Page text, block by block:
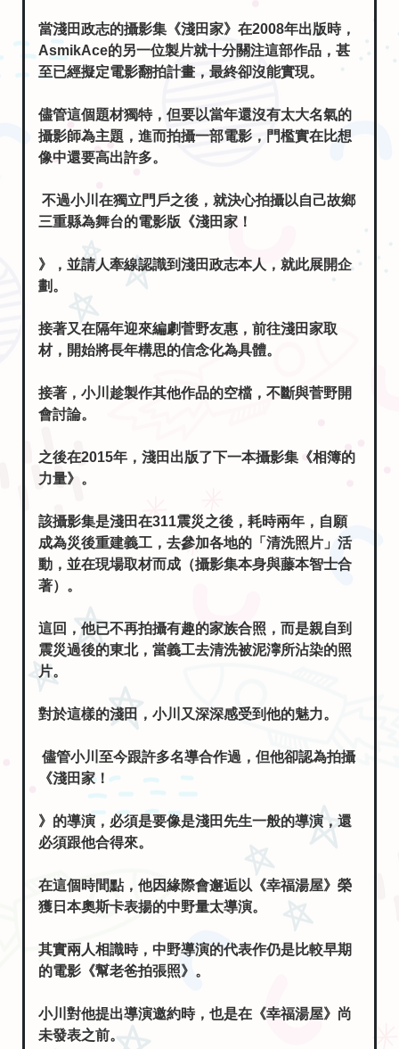
至已經擬定電影翻拍計畫，最終卻沒能實現。
儘管這個題材獨特，但要以當年還沒有太大名氣的
像中還要高出許多。
不過小川在獨立門戶之後，就決心拍攝以自己故鄉
》，並請人牽線認識到淺田政志本人，就此展開企
接著又在隔年迎來編劇菅野友惠，前往淺田家取
材，開始將長年構思的信念化為具體。
接著，小川趁製作其他作品的空檔，不斷與菅野開
之後在2015年，淺田出版了下一本攝影集《相簿的
該攝影集是淺田在311震災之後，耗時兩年，自願
動，並在現場取材而成（攝影集本身與藤本智士合
著）。
這回，他已不再拍攝有趣的家族合照，而是親自到
震災過後的東北，當義工去清洗被泥濘所沾染的照
片。
對於這樣的淺田，小川又深深感受到他的魅力。
儘管小川至今跟許多名導合作過，但他卻認為拍攝
》的導演，必須是要像是淺田先生一般的導演，還
必須跟他合得來。
在這個時間點，他因緣際會邂逅以《幸福湯屋》榮
獲日本奧斯卡表揚的中野量太導演。
其實兩人相識時，中野導演的代表作仍是比較早期
小川對他提出導演邀約時，也是在《幸福湯屋》尚
之所以找上中野導演，小川便是看上他對作品的原